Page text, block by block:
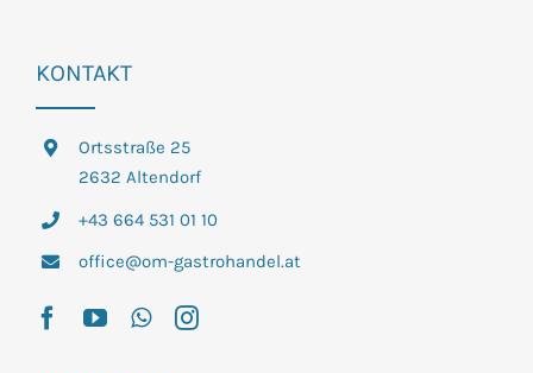
KONTAKT
Ortsstraße 25
2632 Altendorf
+43 664 531 01 10
office@om-gastrohandel.at